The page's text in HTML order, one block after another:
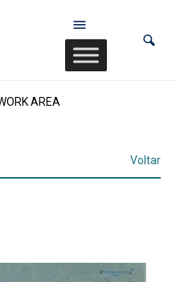
AREA
Voltar